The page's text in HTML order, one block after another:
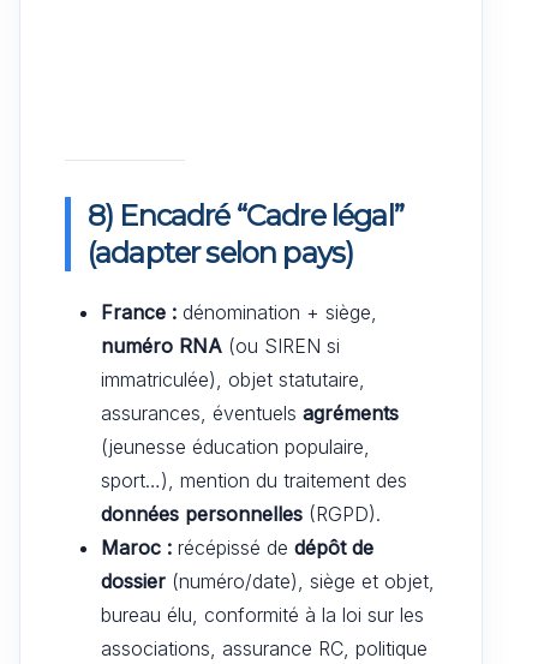
8) Encadré “Cadre légal”
(adapter selon pays)
France : dénomination + siège,
numéro RNA (ou SIREN si
immatriculée), objet statutaire,
assurances, éventuels agréments
(jeunesse éducation populaire,
sport…), mention du traitement des
données personnelles (RGPD).
Maroc : récépissé de dépôt de
dossier (numéro/date), siège et objet,
bureau élu, conformité à la loi sur les
associations, assurance RC, politique